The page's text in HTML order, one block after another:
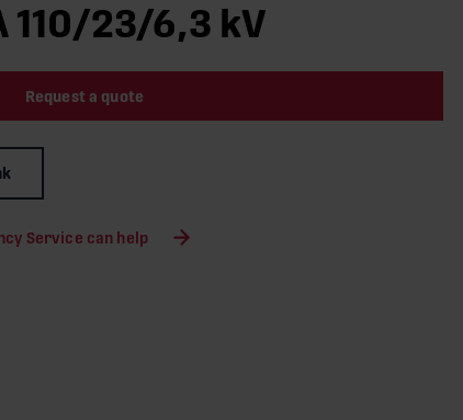
110/23/6,3 kV
Request a quote
Service can help